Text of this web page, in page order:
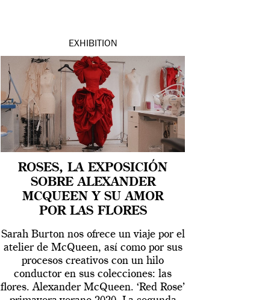
EXHIBITION
ROSES, LA EXPOSICIÓN
SOBRE ALEXANDER
MCQUEEN Y SU AMOR
POR LAS FLORES
Sarah Burton nos ofrece un viaje por el
atelier de McQueen, así como por sus
procesos creativos con un hilo
conductor en sus colecciones: las
flores. Alexander McQueen. ‘Red Rose’